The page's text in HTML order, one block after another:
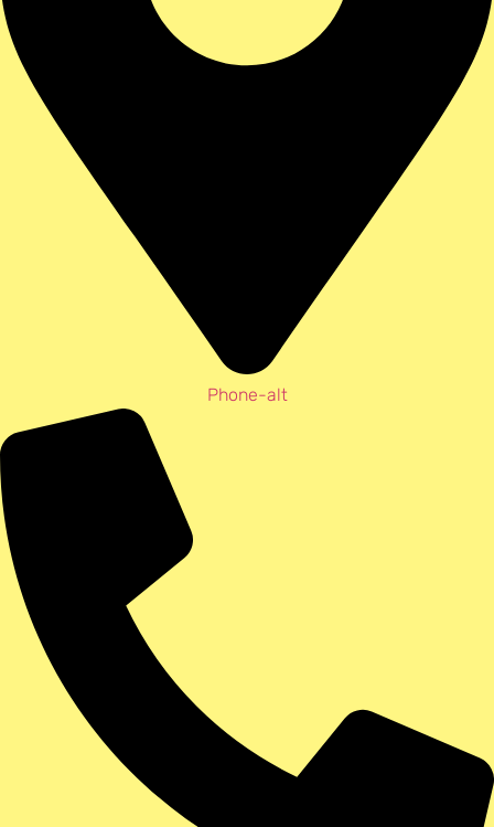
Phone-alt